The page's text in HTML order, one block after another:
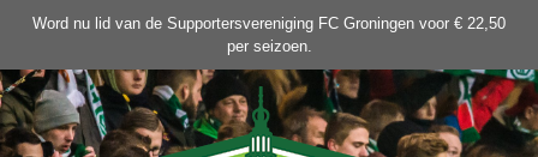
de
inhoud
Word nu lid van de Supportersvereniging FC Groningen voor € 22,50
per seizoen.